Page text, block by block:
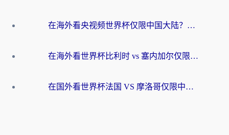
在海外看央视频世界杯仅限中国大陆？这篇指南帮你解锁中文解说+无卡顿直播
在海外看世界杯比利时 vs 塞内加尔仅限中国大陆？我找到了最流畅的中文解说之路
在国外看世界杯法国 VS 摩洛哥仅限中国大陆？海外党这样看中文解说赛事不卡顿